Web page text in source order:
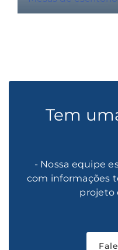
Tem
- Nossa equipe
com informações
projeto